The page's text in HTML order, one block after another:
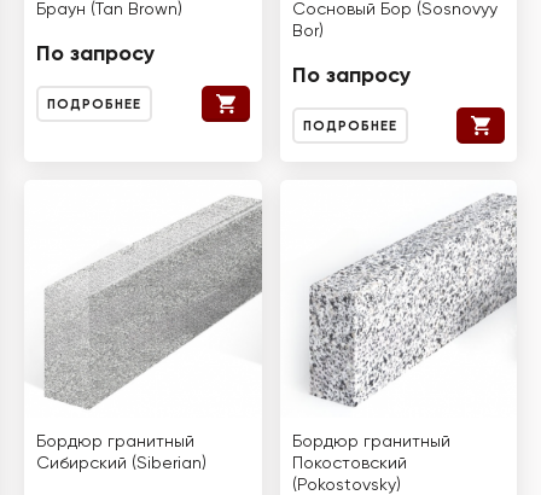
Браун (Tan Brown)
По запросу
ПОДРОБНЕЕ
Сосновый Бор (Sosnovyy
Bor)
По запросу
ПОДРОБНЕЕ
Бордюр гранитный
Сибирский (Siberian)
Бордюр гранитный
Покостовский
(Pokostovsky)